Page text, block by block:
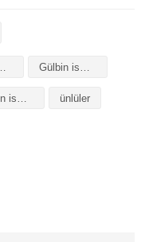
Gülbin isminin numerolojisi ünlüler